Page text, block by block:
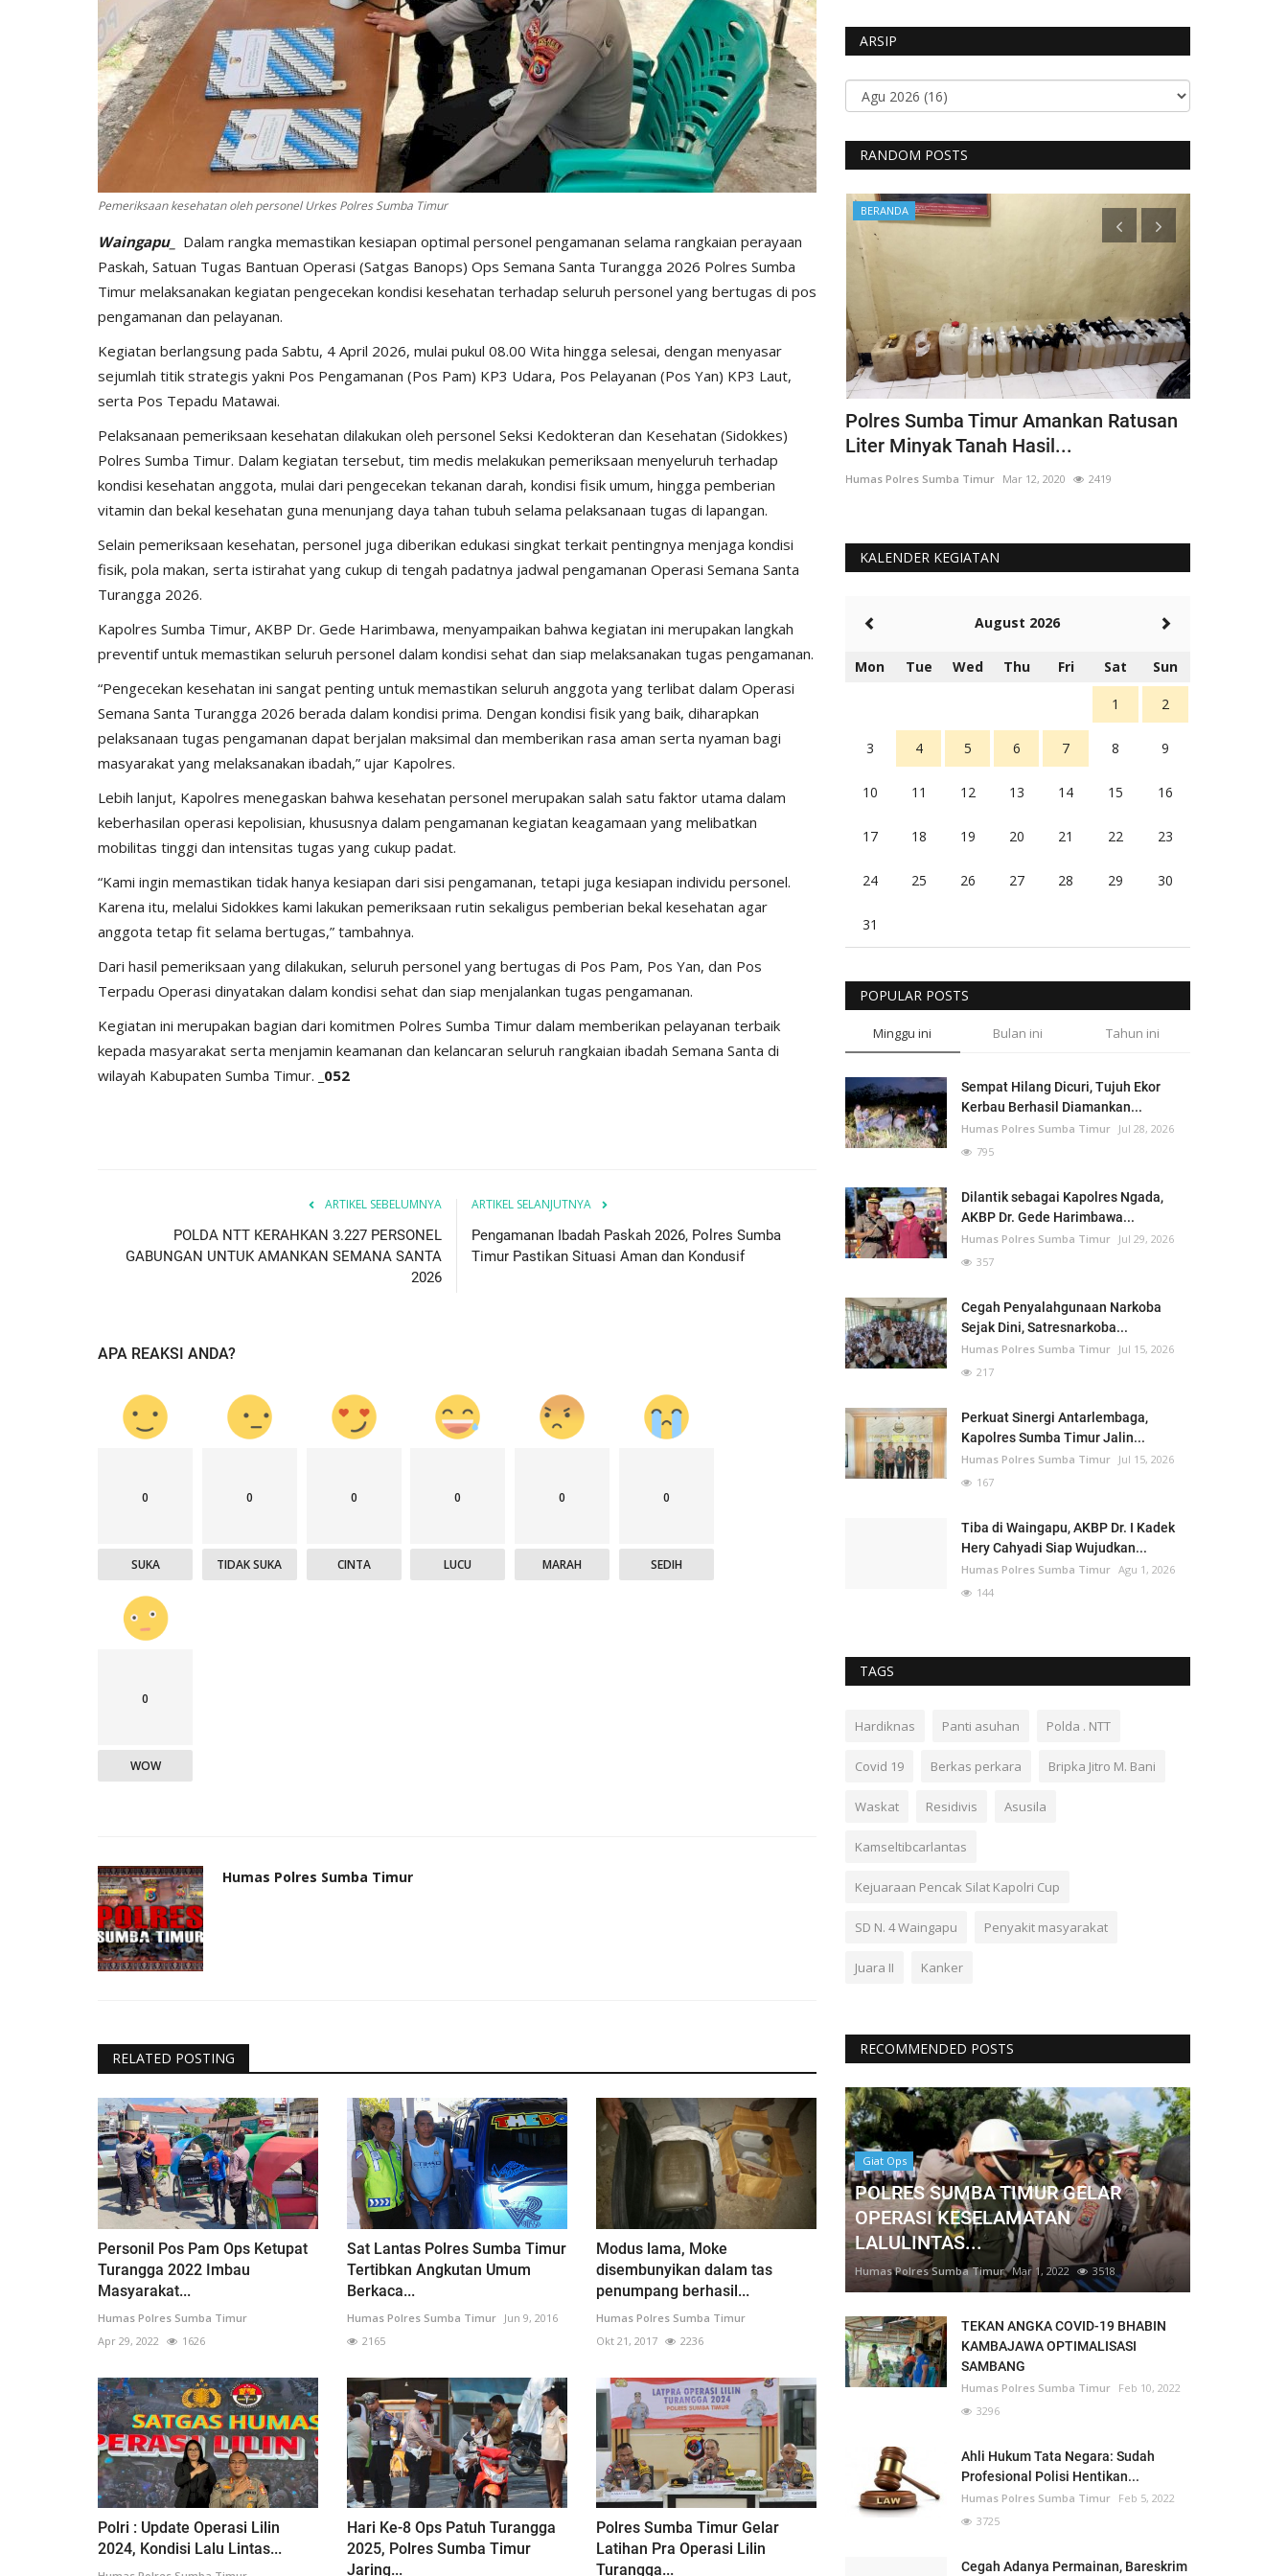
Pemeriksaan kesehatan oleh personel Urkes Polres Sumba Timur
Waingapu_
Dalam rangka memastikan kesiapan optimal personel pengamanan selama rangkaian perayaan
Paskah, Satuan Tugas Bantuan Operasi (Satgas Banops) Ops Semana Santa Turangga 2026 Polres Sumba
Timur melaksanakan kegiatan pengecekan kondisi kesehatan terhadap seluruh personel yang bertugas di pos
pengamanan dan pelayanan.
Kegiatan berlangsung pada Sabtu, 4 April 2026, mulai pukul 08.00 Wita hingga selesai, dengan menyasar
sejumlah titik strategis yakni Pos Pengamanan (Pos Pam) KP3 Udara, Pos Pelayanan (Pos Yan) KP3 Laut,
serta Pos Tepadu Matawai.
Pelaksanaan pemeriksaan kesehatan dilakukan oleh personel Seksi Kedokteran dan Kesehatan (Sidokkes)
Polres Sumba Timur. Dalam kegiatan tersebut, tim medis melakukan pemeriksaan menyeluruh terhadap
kondisi kesehatan anggota, mulai dari pengecekan tekanan darah, kondisi fisik umum, hingga pemberian
vitamin dan bekal kesehatan guna menunjang daya tahan tubuh selama pelaksanaan tugas di lapangan.
Selain pemeriksaan kesehatan, personel juga diberikan edukasi singkat terkait pentingnya menjaga kondisi
fisik, pola makan, serta istirahat yang cukup di tengah padatnya jadwal pengamanan Operasi Semana Santa
Turangga 2026.
Kapolres Sumba Timur, AKBP Dr. Gede Harimbawa, menyampaikan bahwa kegiatan ini merupakan langkah
preventif untuk memastikan seluruh personel dalam kondisi sehat dan siap melaksanakan tugas pengamanan.
“Pengecekan kesehatan ini sangat penting untuk memastikan seluruh anggota yang terlibat dalam Operasi
Semana Santa Turangga 2026 berada dalam kondisi prima. Dengan kondisi fisik yang baik, diharapkan
pelaksanaan tugas pengamanan dapat berjalan maksimal dan memberikan rasa aman serta nyaman bagi
masyarakat yang melaksanakan ibadah,” ujar Kapolres.
Lebih lanjut, Kapolres menegaskan bahwa kesehatan personel merupakan salah satu faktor utama dalam
keberhasilan operasi kepolisian, khususnya dalam pengamanan kegiatan keagamaan yang melibatkan
mobilitas tinggi dan intensitas tugas yang cukup padat.
“Kami ingin memastikan tidak hanya kesiapan dari sisi pengamanan, tetapi juga kesiapan individu personel.
Karena itu, melalui Sidokkes kami lakukan pemeriksaan rutin sekaligus pemberian bekal kesehatan agar
anggota tetap fit selama bertugas,” tambahnya.
Dari hasil pemeriksaan yang dilakukan, seluruh personel yang bertugas di Pos Pam, Pos Yan, dan Pos
Terpadu Operasi dinyatakan dalam kondisi sehat dan siap menjalankan tugas pengamanan.
Kegiatan ini merupakan bagian dari komitmen Polres Sumba Timur dalam memberikan pelayanan terbaik
kepada masyarakat serta menjamin keamanan dan kelancaran seluruh rangkaian ibadah Semana Santa di
wilayah Kabupaten Sumba Timur. _052
ARTIKEL SEBELUMNYA
POLDA NTT KERAHKAN 3.227 PERSONEL
GABUNGAN UNTUK AMANKAN SEMANA SANTA
2026
ARTIKEL SELANJUTNYA
Pengamanan Ibadah Paskah 2026, Polres Sumba
Timur Pastikan Situasi Aman dan Kondusif
APA REAKSI ANDA?
0
SUKA
0
TIDAK SUKA
0
CINTA
0
LUCU
0
MARAH
0
SEDIH
0
WOW
Humas Polres Sumba Timur
RELATED POSTING
Personil Pos Pam Ops Ketupat
Turangga 2022 Imbau
Masyarakat...
Humas Polres Sumba Timur
Apr 29, 2022
1626
Sat Lantas Polres Sumba Timur
Tertibkan Angkutan Umum
Berkaca...
Humas Polres Sumba Timur
Jun 9, 2016
2165
Modus lama, Moke
disembunyikan dalam tas
penumpang berhasil...
Humas Polres Sumba Timur
Okt 21, 2017
2236
Polri : Update Operasi Lilin
2024, Kondisi Lalu Lintas...
Hari Ke-8 Ops Patuh Turangga
2025, Polres Sumba Timur
Jaring...
Polres Sumba Timur Gelar
Latihan Pra Operasi Lilin
Turangga...
ARSIP
RANDOM POSTS
BERANDA
Ketahanan Pangan Melalui...
Humas Polres Sumba Timur Jan 16, 2025 793
Sumba Timur Beri Arahan...
Humas Polres Sumba Timur Agu 23, 2016 2028
BERANDA
Polres Sumba Timur Amankan Ratusan
Liter Minyak Tanah Hasil...
Humas Polres Sumba Timur Mar 12, 2020 2419
KALENDER KEGIATAN
August 2026
Mon Tue Wed Thu Fri Sat Sun
1 2
3 4 5 6 7 8 9
10 11 12 13 14 15 16
17 18 19 20 21 22 23
24 25 26 27 28 29 30
31
POPULAR POSTS
Minggu ini Bulan ini Tahun ini
Sempat Hilang Dicuri, Tujuh Ekor
Kerbau Berhasil Diamankan...
Humas Polres Sumba Timur Jul 28, 2026
795
Dilantik sebagai Kapolres Ngada,
AKBP Dr. Gede Harimbawa...
Humas Polres Sumba Timur Jul 29, 2026
357
Cegah Penyalahgunaan Narkoba
Sejak Dini, Satresnarkoba...
Humas Polres Sumba Timur Jul 15, 2026
217
Perkuat Sinergi Antarlembaga,
Kapolres Sumba Timur Jalin...
Humas Polres Sumba Timur Jul 15, 2026
167
Tiba di Waingapu, AKBP Dr. I Kadek
Hery Cahyadi Siap Wujudkan...
Humas Polres Sumba Timur Agu 1, 2026
144
TAGS
Hardiknas Panti asuhan Polda . NTT
Covid 19 Berkas perkara Bripka Jitro M. Bani
Waskat Residivis Asusila
Kamseltibcarlantas
Kejuaraan Pencak Silat Kapolri Cup
SD N. 4 Waingapu Penyakit masyarakat
Juara II Kanker
RECOMMENDED POSTS
Giat Ops
POLRES SUMBA TIMUR GELAR
OPERASI KESELAMATAN
LALULINTAS...
Humas Polres Sumba Timur Mar 1, 2022 3518
TEKAN ANGKA COVID-19 BHABIN
KAMBAJAWA OPTIMALISASI
SAMBANG
Humas Polres Sumba Timur Feb 10, 2022
3296
Ahli Hukum Tata Negara: Sudah
Profesional Polisi Hentikan...
Humas Polres Sumba Timur Feb 5, 2022
3725
Cegah Adanya Permainan, Bareskrim